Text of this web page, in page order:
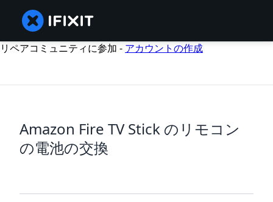
リペアコミュニティに参加 - アカウントの作成
Amazon Fire TV Stick のリモコン
の電池の交換